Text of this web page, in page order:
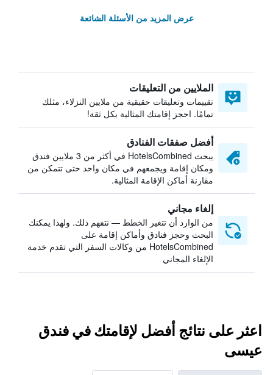
عرض المزيد من الأسئلة الشائعة
الملايين من التعليقات
تقييمات وتعليقات حقيقية من ملايين النزلاء، مثلك
تمامًا. احجز إقامتك المثالية بكل ثقة!
أفضل صفقات الفنادق
يبحث HotelsCombined في أكثر من 3 ملايين فندق
ومكان إقامة ويجمعهم في مكان واحد حتى تتمكن من
مقارنة أماكن الإقامة المثالية.
إلغاء مجاني
من الوارد أن تتغير الخطط — نتفهم ذلك. ولهذا يمكنك
البحث وحجز فنادق وأماكن إقامة على
HotelsCombined من وكالات السفر التي تقدم خدمة
الإلغاء المجاني
اعثر على نتائج أفضل لإقامتك في فندق
عيسى